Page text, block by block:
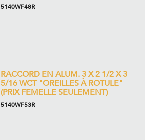
5140WF48R
RACCORD EN ALUM. 3 X 2 1/2 X 3
5/16 WCT "OREILLES À ROTULE"
(PRIX FEMELLE SEULEMENT)
5140WF53R